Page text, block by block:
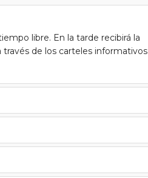
libre. En la tarde recibirá la
de los carteles informativos